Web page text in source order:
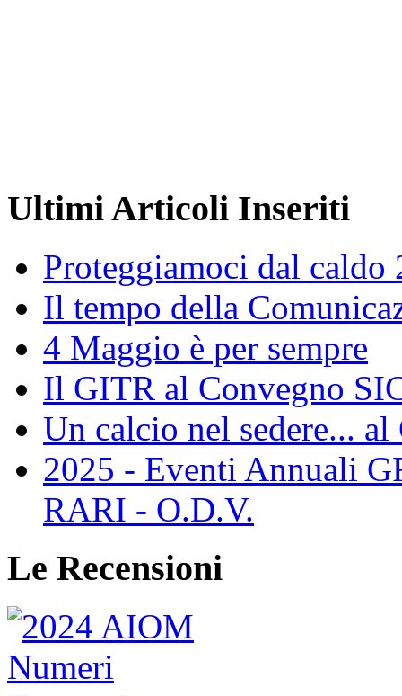
Ultimi Articoli Inseriti
Proteggiamoci dal caldo
Il tempo della
4 Maggio è per sempre
Il GITR al Convegno
Un calcio nel sedere...
2025 - Eventi Annuali
RARI - O.D.V.
Le Recensioni